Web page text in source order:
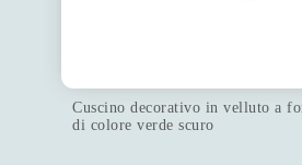
Cuscino decorativo in velluto a
di colore verde scuro